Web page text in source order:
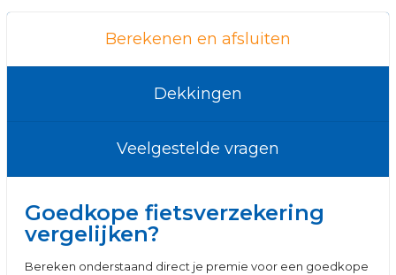
Berekenen en afsluiten
Dekkingen
Veelgestelde vragen
Goedkope fietsverzekering
vergelijken?
Bereken onderstaand direct je premie voor een goedkope